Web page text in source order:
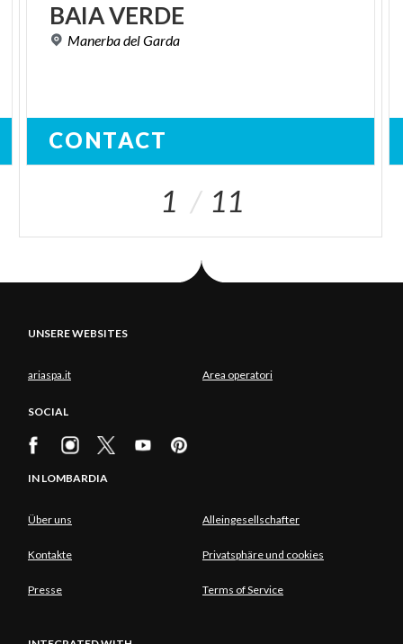
BAIAVERDE
ManerbadelGarda
CONTACT
1 11
UNSERE WEBSITES
ariaspa.it Area operatori
SOCIAL
IN LOMBARDIA
Über uns Alleingesellschafter
Kontakte Privatsphäre und cookies
Presse Terms of Service